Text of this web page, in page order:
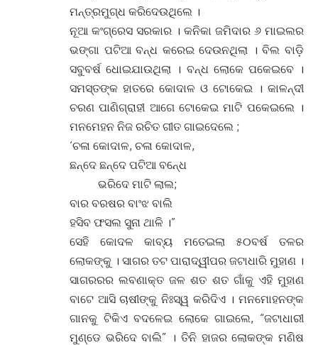
ମନ୍ତ୍ରମୁଗ୍ଧ କରିଦେଉଥିଲେ ।
ନୂଆ କଂଗ୍ରେସ ସରକାର । କନିକା ଜମିଦାର ୬ ମାଇଲର
ଭଙ୍ଗା ପଟିଆ ବନ୍ଧ କରେଇ ଦେଉନଥିଲା । ବିଲ ବାଡ଼ି
ସବୁବର୍ଷ ଧୋଇଯାଉଥିଲା । ବନ୍ଧ ଲୋକେ ପକେଇବେ ।
ସମସ୍ତଙ୍କ ହାତରେ କୋଦାଳ ଓ ଟୋକେଇ । କାଳନ୍ଦୀ
ଚରଣ ପାଣିଗ୍ରାହୀ ଆଗେ ଟୋକେଇ ମାଟି ପକେଇଲେ ।
ମନମେହନ ନିଜ ରଚିତ ଗୀତ ଗାଇଦେଲେ ;
‘ଚଳା କୋଦାଳ, ଚଳା କୋଦାଳ,
ଛନ୍ଦେ ଛନ୍ଦେ ପଟିଆ ବନେ୍ଧ
ଭରିଦେ ମାଟି ଲାଲ;
ବାର ବରଷର ବାଂଝ ବାଲି
ହସିବ ଫସଲ ସୁନା ଥାଳି ।”
ସେହି କୋଦଳ କାବ୍ୟ ମତେଇଲା ୫୦ବର୍ଷ ତଳର
ଲୋକଙ୍କୁ । ସାଗର ତଟ ପାରାଦ୍ୱୀପର ଜଟାଧାରି ମୁହାଣ ।
ସାଗରରର ଲବଣାକ୍ତ ଜଳ ଶତ ଶତ ଗାଁକୁ ଏହି ମୁହାଣ
ବାଟେ ଆସି ଚାଷୀଙ୍କୁ ନିଃସ୍ୱ କରିଦିଏ । ମନମୋହନଙ୍କ
ଗାନକୁ ଟିକିଏ ବଦଳେଇ ଲୋକେ ଗାଇଲେ, “ଜଟାଧାରୀ
ମୁଣ୍ଡେ ଭରିଦେ ବାଲି” । ତିନି ହାଜର ଲୋକଙ୍କ ମଣିଷ